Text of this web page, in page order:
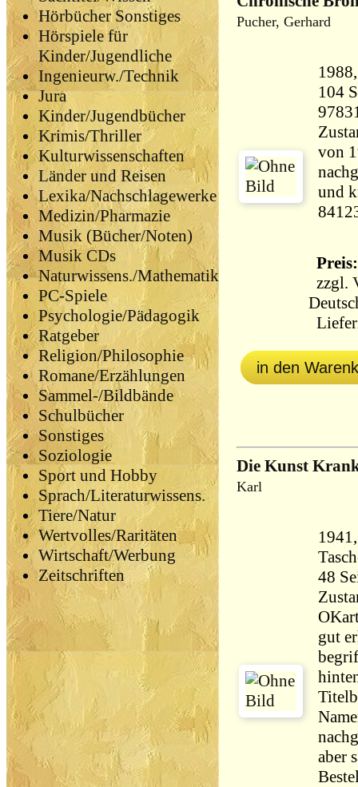
Hörbücher Sonstiges
Hörspiele für
Kinder/Jugendliche
Ingenieurw./Technik
Jura
Kinder/Jugendbücher
Krimis/Thriller
Kulturwissenschaften
Länder und Reisen
Lexika/Nachschlagewerke
Medizin/Pharmazie
Musik (Bücher/Noten)
Musik CDs
Naturwissens./Mathematik
PC-Spiele
Psychologie/Pädagogik
Ratgeber
Religion/Philosophie
Romane/Erzählungen
Sammel-/Bildbände
Schulbücher
Sonstiges
Soziologie
Sport und Hobby
Sprach/Literaturwissens.
Tiere/Natur
Wertvolles/Raritäten
Wirtschaft/Werbung
Zeitschriften
Pucher, Gerhard
104 Seiten
von
und
zzgl.
in den
Die Kunst
Karl
gut
aber